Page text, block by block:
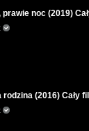
prawie noc (2019)
rodzina (2016) Cały